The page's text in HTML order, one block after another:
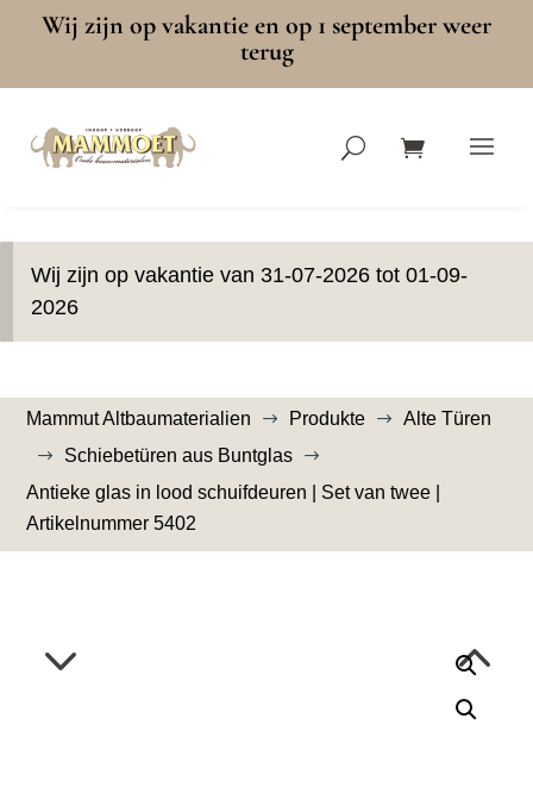
Wij zijn op vakantie en op 1 september weer
terug
Wij zijn op vakantie van 31-07-2026 tot 01-09-
2026
Mammut Altbaumaterialien $ Produkte $ Alte Türen
$ Schiebetüren aus Buntglas $
Antieke glas in lood schuifdeuren | Set van twee |
Artikelnummer 5402